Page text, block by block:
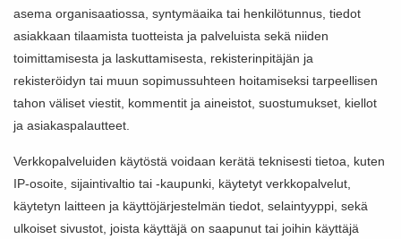
asema organisaatiossa, syntymäaika tai henkilötunnus, tiedot
asiakkaan tilaamista tuotteista ja palveluista sekä niiden
toimittamisesta ja laskuttamisesta, rekisterinpitäjän ja
rekisteröidyn tai muun sopimussuhteen hoitamiseksi tarpeellisen
tahon väliset viestit, kommentit ja aineistot, suostumukset, kiellot
ja asiakaspalautteet.
Verkkopalveluiden käytöstä voidaan kerätä teknisesti tietoa, kuten
IP-osoite, sijaintivaltio tai -kaupunki, käytetyt verkkopalvelut,
käytetyn laitteen ja käyttöjärjestelmän tiedot, selaintyyppi, sekä
ulkoiset sivustot, joista käyttäjä on saapunut tai joihin käyttäjä